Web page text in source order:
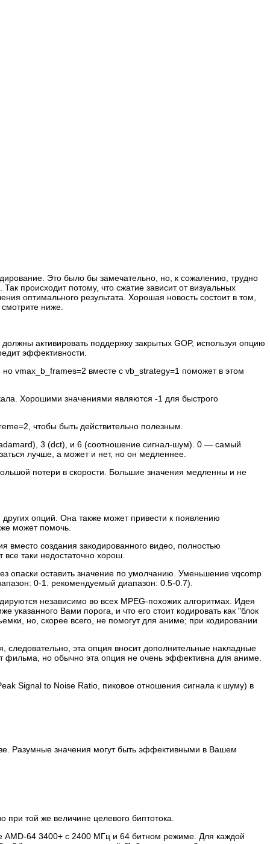
Это было бы замечательно, но, к сожалению, трудно
происходит потому, что сжатие зависит от визуальных
оптимального результата. Хорошая новость состоит в том,
ниже.
активировать поддержку закрытых GOP, используя опцию
эффективности.
vmax_b_frames=2 вместе с vb_strategy=1 поможет в этом
Хорошими значениями являются -1 для быстрого
чтобы быть действительно полезным.
3 (dct), и 6 (соотношение сигнал-шум). 0 — самый
лучше, а может и нет, но он медленнее.
потери в скорости. Большие значения медленны и не
опций. Она также может привести к появлению
может помочь.
создания закодированного видео, полностью
все таки недостаточно хорош.
опаски оставить значение по умолчанию. Уменьшение vqcomp
0-1. рекомендуемый диапазон: 0.5-0.7).
независимо во всех MPEG-похожих алгоритмах. Идея
Вами порога, и что его стоит кодировать как "блок
но, скорее всего, не помогут для аниме; при кодировании
следовательно, эта опция вносит дополнительные накладные
фильма, но обычно эта опция не очень эффективна для аниме.
Signal to Noise Ratio, пиковое отношения сигнала к шуму) в
Разумные значения могут быть эффективными в Вашем
той же величине целевого биптотока.
AMD-64 3400+ с 2400 МГц и 64 битном режиме. Для каждой